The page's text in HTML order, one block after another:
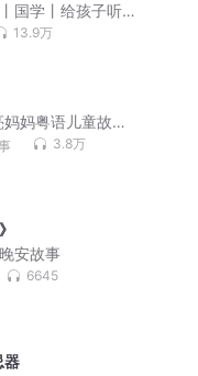
国学丨给孩子听
13.9万
妈粤语儿童故事
3.8万
安故事
6645
器